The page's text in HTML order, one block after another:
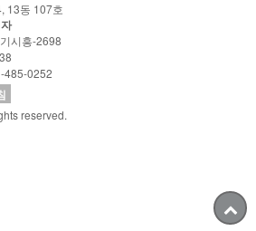
13동 107호
시흥-2698
485-0252
reserved.